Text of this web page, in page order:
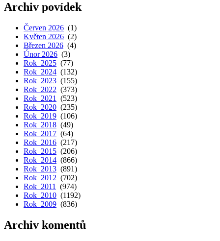
Archiv povídek
Červen 2026 (1)
Květen 2026 (2)
Březen 2026 (4)
Únor 2026 (3)
Rok 2025 (77)
Rok 2024 (132)
Rok 2023 (155)
Rok 2022 (373)
Rok 2021
(523)
Rok 2020 (235)
Rok 2019 (106)
Rok 2018 (49)
Rok 2017 (64)
Rok 2016 (217)
Rok 2015 (206)
Rok 2014 (866)
Rok 2013 (891)
Rok 2012 (702)
Rok 2011
(974)
Rok 2010 (1192)
Rok 2009 (836)
Archiv komentů